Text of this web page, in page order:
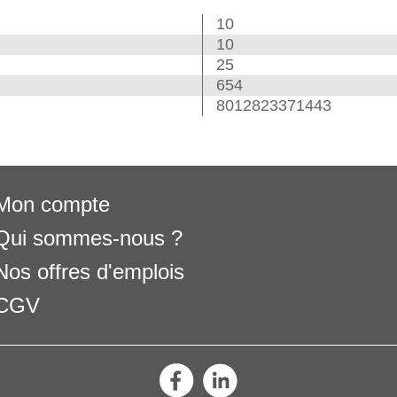
10
10
25
654
8012823371443
compte
sommes-nous ?
offres d'emplois